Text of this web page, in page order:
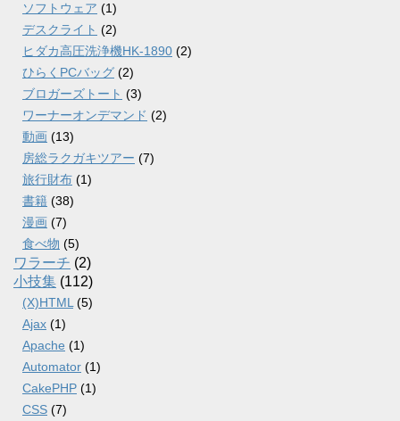
ソフトウェア (1)
デスクライト (2)
ヒダカ高圧洗浄機HK-1890 (2)
ひらくPCバッグ (2)
ブロガーズトート (3)
ワーナーオンデマンド (2)
動画 (13)
房総ラクガキツアー (7)
旅行財布 (1)
書籍 (38)
漫画 (7)
食べ物 (5)
ワラーチ (2)
小技集 (112)
(X)HTML (5)
Ajax (1)
Apache (1)
Automator (1)
CakePHP (1)
CSS (7)